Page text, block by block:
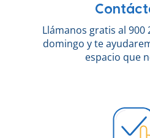
Llámanos gratis al 900
domingo y te
espacio que